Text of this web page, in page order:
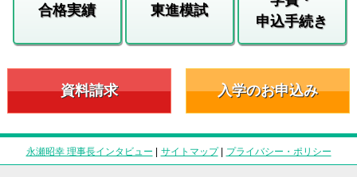
合格実績 東進模試
申込手続き
資料請求 入学のお申込み
永瀬昭幸 理事長インタビュー | サイトマップ| プライバシー・ポリシー